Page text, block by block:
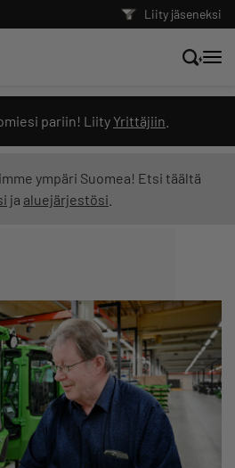
Liity jäseneksi
pariin! Liity Yrittäjiin
ympäri Suomea! Etsi täältä
ja aluejärjestösi
kysy suoraan
näytä kaikki sisältö